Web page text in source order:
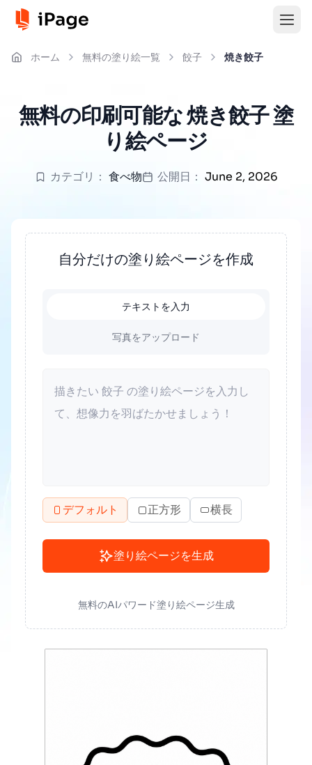
ホーム 無料の塗り絵一覧 餃子 焼き餃子
無料の印刷可能な 焼き餃子 塗
り絵ページ
カテゴリ： 食べ物 公開日： June 2, 2026
自分だけの塗り絵ページを作成
テキストを入力
写真をアップロード
デフォルト 正方形 横長
塗り絵ページを生成
無料のAIパワード塗り絵ページ生成